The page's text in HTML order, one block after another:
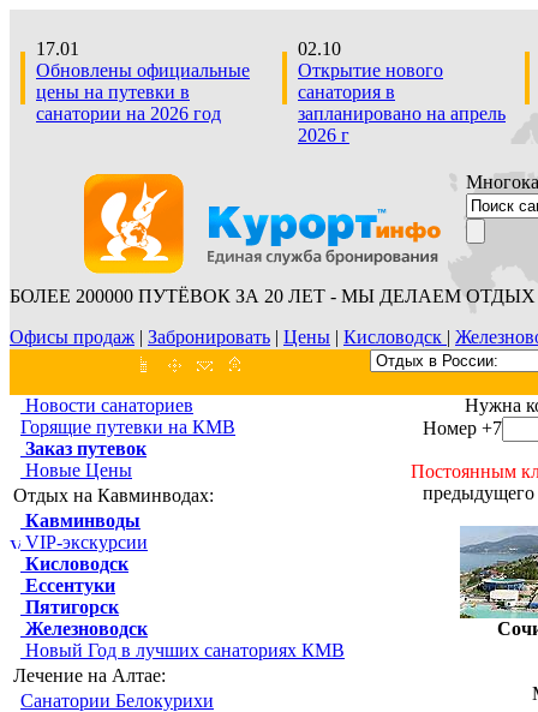
17.01
Обновлены официальные
цены на путевки в
санатории на 2026 год
02.10
Открытие нового
санатория в
запланировано на апрель
2026 г
БОЛЕЕ 200000 ПУТЁВОК ЗА 20 ЛЕТ - МЫ ДЕЛАЕМ ОТДЫХ
Офисы продаж | Забронировать | Цены | Кисловодск |
Новости санаториев
Горящие путевки на КМВ
Заказ путевок
Новые Цены
Отдых на Кавминводах:
Кавминводы
VIP-экскурсии
Кисловодск
Ессентуки
Пятигорск
Железноводск
Новый Год в лучших санаториях КМВ
Лечение на Алтае:
Санатории Белокурихи
Нужна
Номер +7
Постоянным
предыдущего